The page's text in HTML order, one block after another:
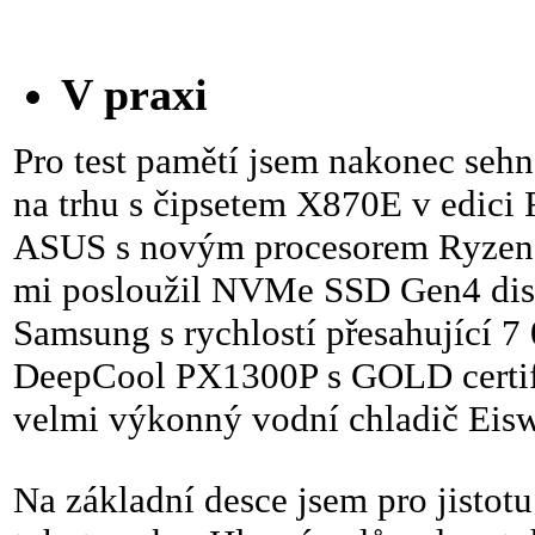
V praxi
Pro test pamětí jsem nakonec
na trhu s čipsetem X870E v edici
ASUS s novým procesorem
mi posloužil NVMe SSD Gen4
Samsung s rychlostí přesahující
DeepCool PX1300P s GOLD
velmi výkonný vodní chladič
Na základní desce jsem pro